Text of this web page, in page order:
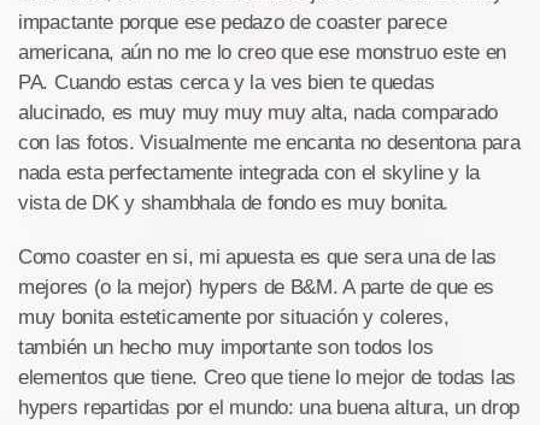
impactante porque ese pedazo de coaster parece
americana, aún no me lo creo que ese monstruo este en
PA. Cuando estas cerca y la ves bien te quedas
alucinado, es muy muy muy muy alta, nada comparado
con las fotos. Visualmente me encanta no desentona para
nada esta perfectamente integrada con el skyline y la
vista de DK y shambhala de fondo es muy bonita.
Como coaster en si, mi apuesta es que sera una de las
mejores (o la mejor) hypers de B&M. A parte de que es
muy bonita esteticamente por situación y coleres,
también un hecho muy importante son todos los
elementos que tiene. Creo que tiene lo mejor de todas las
hypers repartidas por el mundo: una buena altura, un drop